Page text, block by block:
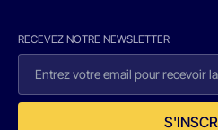
RECEVEZ NOTRE NEWSLETTER